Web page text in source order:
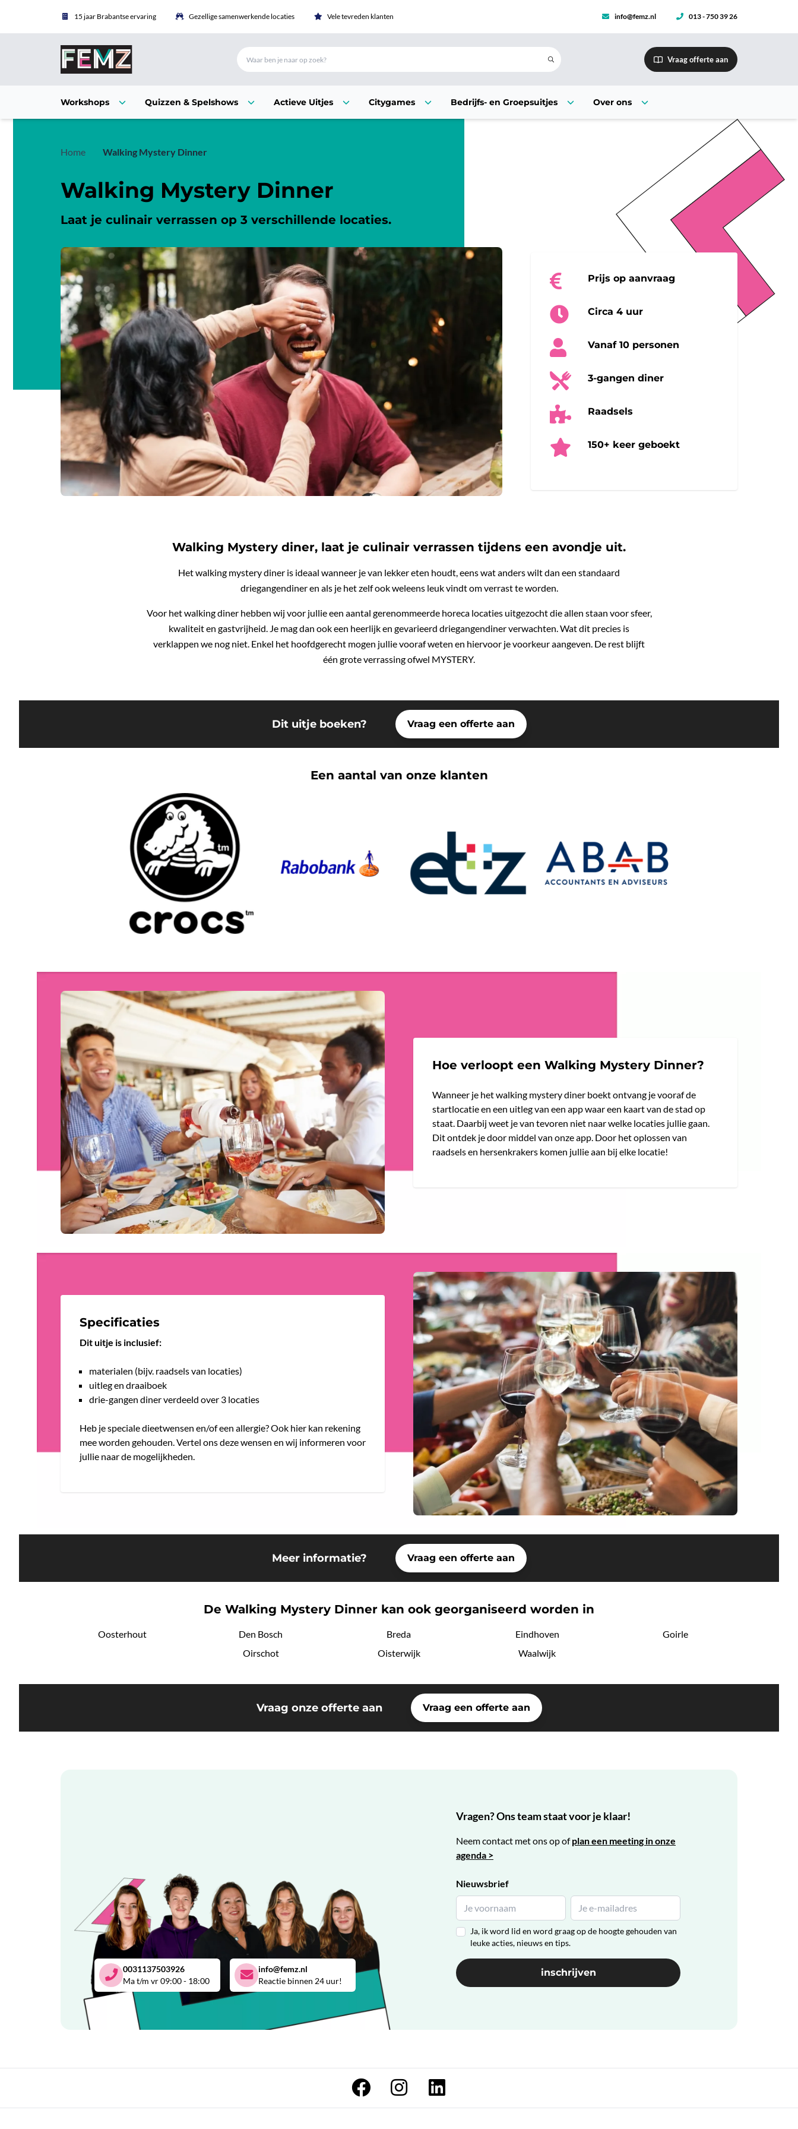
15 jaar Brabantse ervaring Gezellige samenwerkende locaties Vele tevreden klanten info@femz.nl 013 - 750 39 26
Vraag offerte aan
Workshops Quizzen & Spelshows Actieve Uitjes Citygames Bedrijfs- en Groepsuitjes Over ons
Home Walking Mystery Dinner
Walking Mystery Dinner
Laat je culinair verrassen op 3 verschillende locaties.
Prijs op aanvraag
Circa 4 uur
Vanaf 10 personen
3-gangen diner
Raadsels
150+ keer geboekt
Walking Mystery diner, laat je culinair verrassen tijdens een avondje uit.
Het walking mystery diner is ideaal wanneer je van lekker eten houdt, eens wat anders wilt dan een standaard
driegangendiner en als je het zelf ook weleens leuk vindt om verrast te worden.
Voor het walking diner hebben wij voor jullie een aantal gerenommeerde horeca locaties uitgezocht die allen staan voor sfeer,
kwaliteit en gastvrijheid. Je mag dan ook een heerlijk en gevarieerd driegangendiner verwachten. Wat dit precies is
verklappen we nog niet. Enkel het hoofdgerecht mogen jullie vooraf weten en hiervoor je voorkeur aangeven. De rest blijft
één grote verrassing ofwel MYSTERY.
Dit uitje boeken? Vraag een offerte aan
Een aantal van onze klanten
Hoe verloopt een Walking Mystery Dinner?
Wanneer je het walking mystery diner boekt ontvang je vooraf de
startlocatie en een uitleg van een app waar een kaart van de stad op
staat. Daarbij weet je van tevoren niet naar welke locaties jullie gaan.
Dit ontdek je door middel van onze app. Door het oplossen van
raadsels en hersenkrakers komen jullie aan bij elke locatie!
Specificaties
Dit uitje is inclusief:
materialen (bijv. raadsels van locaties)
uitleg en draaiboek
drie-gangen diner verdeeld over 3 locaties
Heb je speciale dieetwensen en/of een allergie? Ook hier kan rekening
mee worden gehouden. Vertel ons deze wensen en wij informeren voor
jullie naar de mogelijkheden.
Meer informatie? Vraag een offerte aan
De Walking Mystery Dinner kan ook georganiseerd worden in
Oosterhout Den Bosch Breda Eindhoven
Goirle
Oirschot
Oisterwijk Waalwijk
Vraag onze offerte aan Vraag een offerte aan
0031137503926
Ma t/m vr 09:00 - 18:00
info@femz.nl
Reactie binnen 24 uur!
Vragen? Ons team staat voor je klaar!
Neem contact met ons op ofplan een meeting in onze
agenda >
Nieuwsbrief
Ja, ik word lid en word graag op de hoogte gehouden van
leuke acties, nieuws en tips.